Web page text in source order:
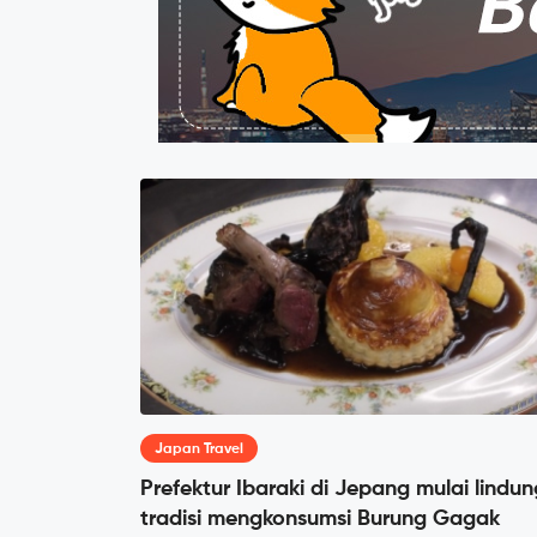
Japan Travel
Prefektur Ibaraki di Jepang mulai
tradisi mengkonsumsi Burung Gagak